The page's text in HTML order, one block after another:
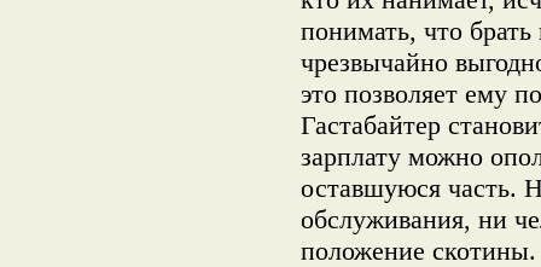
понимать, что брать
чрезвычайно
это позволяет ему
Гастабайтер
зарплату можно
оставшуюся часть.
обслуживания, ни
положение скотины.